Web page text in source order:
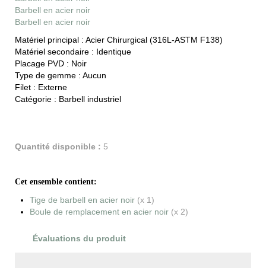
Barbell en acier noir
Barbell en acier noir
Matériel principal : Acier Chirurgical (316L-ASTM F138)
Matériel secondaire : Identique
Placage PVD : Noir
Type de gemme : Aucun
Filet : Externe
Catégorie : Barbell industriel
Quantité disponible : 5
Cet ensemble contient:
Tige de barbell en acier noir (x 1)
Boule de remplacement en acier noir (x 2)
Évaluations du produit